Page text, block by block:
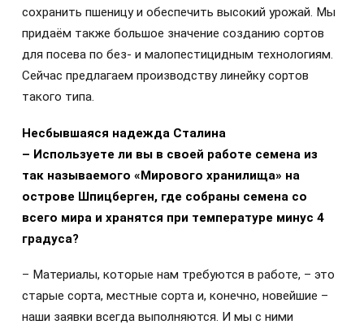
сохранить пшеницу и обеспечить высокий урожай. Мы
придаём также большое значение созданию сортов
для посева по без- и малопестицидным технологиям.
Сейчас предлагаем производству линейку сортов
такого типа.
Несбывшаяся надежда Сталина
– Используете ли вы в своей работе семена из
так называемого «Мирового хранилища» на
острове Шпицберген, где собраны семена со
всего мира и хранятся при температуре минус 4
градуса?
– Материалы, которые нам требуются в работе, – это
старые сорта, местные сорта и, конечно, новейшие –
наши заявки всегда выполняются. И мы с ними